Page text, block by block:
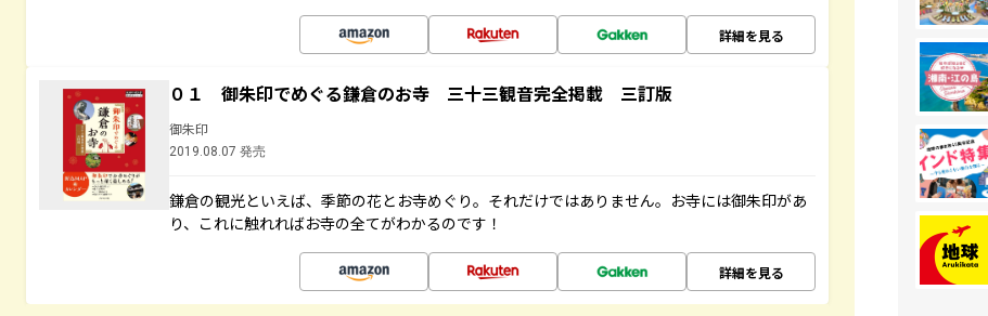
詳細を見る
０１ 御朱印でめぐる鎌倉のお寺 三十三観音完全掲載 三訂版
御朱印
2019.08.07 発売
鎌倉の観光といえば、季節の花とお寺めぐり。それだけではありません。お寺には御朱印があ
り、これに触れればお寺の全てがわかるのです！
詳細を見る